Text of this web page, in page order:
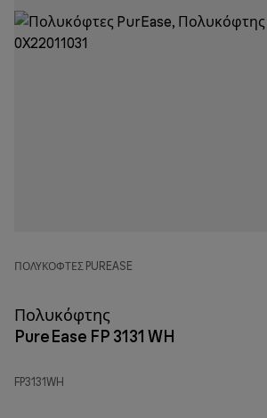
ΠΟΛΥΚΌΦΤΕΣ PUREASE
Πολυκόφτης
PureEase FP 3131 WH
FP3131WH